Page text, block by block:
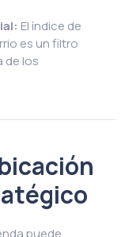
El índice de
es un filtro
de los
puede